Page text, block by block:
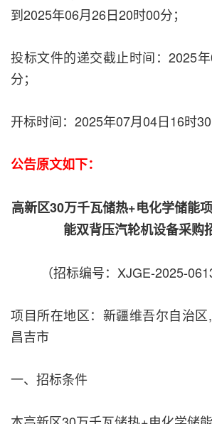
到2025年06月26日20时00分；
投标文件的递交截止时间：2025
分；
开标时间：2025年07月04日16时30
公告原文如下：
高新区30万千瓦储热+电化学储能
能双背压汽轮机设备采购
（招标编号：XJGE-2025-
项目所在地区：新疆维吾尔自治
昌吉市
一、招标条件